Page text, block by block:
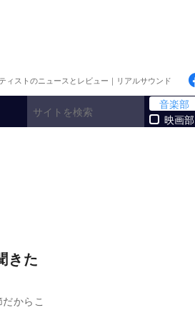
ィストのニュースとレビュー｜リアルサウンド
音楽部
映画部
きた
からこ